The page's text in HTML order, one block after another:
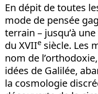
En dépit de toutes
mode de pensée
terrain – jusqu’à
du XVIIe siècle. Les
nom de
idées de Galilée,
la cosmologie